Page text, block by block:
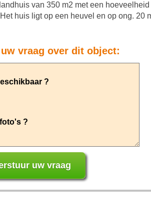
van 350 m2 met een
huis ligt op een heuvel en op ong. 20
vraag over dit object: